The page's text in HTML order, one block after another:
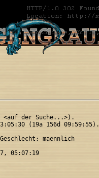
der Suche...>).
(19a 156d 09:59:55).
maennlich
05:07:19